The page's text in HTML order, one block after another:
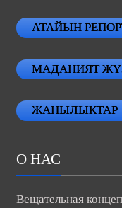
АТАЙЫН
МАДАНИЯТ
ЖАНЫЛЫКТАР
О НАС
Вещательная